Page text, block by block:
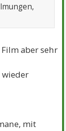
aber sehr
wieder
mit